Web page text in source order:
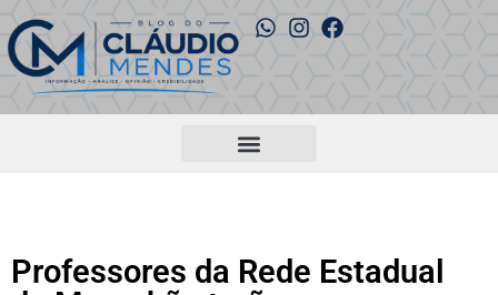
Professores da Rede Estadual